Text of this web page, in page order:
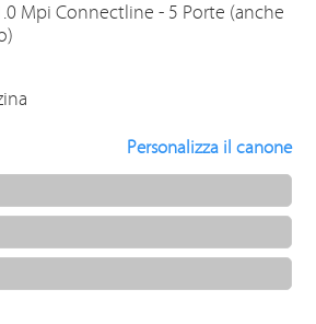
Mpi Connectline - 5 Porte (anche
Personalizza il canone